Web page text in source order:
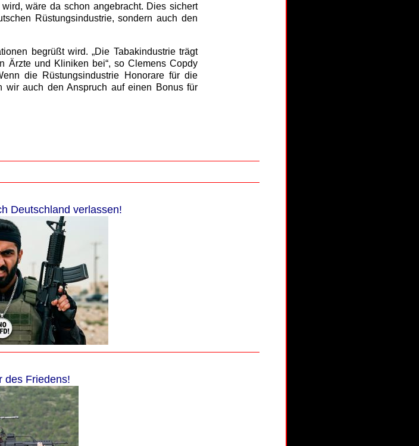
wäre da schon angebracht. Dies sichert
Rüstungsindustrie, sondern auch den
begrüßt wird. „Die Tabakindustrie trägt
Ärzte und Kliniken bei“, so Clemens Copdy
die Rüstungsindustrie Honorare für die
wir auch den Anspruch auf einen Bonus für
Deutschland verlassen!
des Friedens!